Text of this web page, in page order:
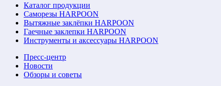
Каталог продукции
Саморезы HARPOON
Вытяжные заклёпки HARPOON
Гаечные заклепки HARPOON
Инструменты и аксессуары HARPOON
Пресс-центр
Новости
Обзоры и советы